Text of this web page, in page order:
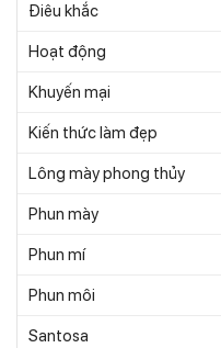
Điêu khắc
Hoạt động
Khuyến mại
Kiến thức làm đẹp
Lông mày phong thủy
Phun mày
Phun mí
Phun môi
Santosa